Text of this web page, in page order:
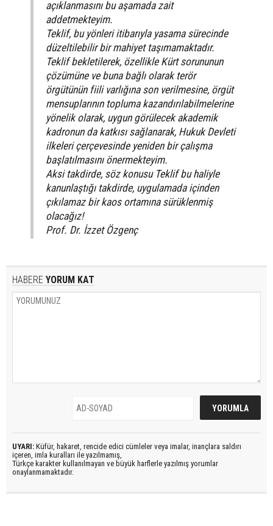
açıklanmasını bu aşamada zait
addetmekteyim.
Teklif, bu yönleri itibarıyla yasama sürecinde
düzeltilebilir bir mahiyet taşımamaktadır.
Teklif bekletilerek, özellikle Kürt sorununun
çözümüne ve buna bağlı olarak terör
örgütünün fiili varlığına son verilmesine, örgüt
mensuplarının topluma kazandırılabilmelerine
yönelik olarak, uygun görülecek akademik
kadronun da katkısı sağlanarak, Hukuk Devleti
ilkeleri çerçevesinde yeniden bir çalışma
başlatılmasını önermekteyim.
Aksi takdirde, söz konusu Teklif bu haliyle
kanunlaştığı takdirde, uygulamada içinden
çıkılamaz bir kaos ortamına sürüklenmiş
olacağız!
Prof. Dr. İzzet Özgenç
HABERE YORUM KAT
UYARI: Küfür, hakaret, rencide edici cümleler veya imalar, inançlara saldırı
içeren, imla kuralları ile yazılmamış,
Türkçe karakter kullanılmayan ve büyük harflerle yazılmış yorumlar
onaylanmamaktadır.